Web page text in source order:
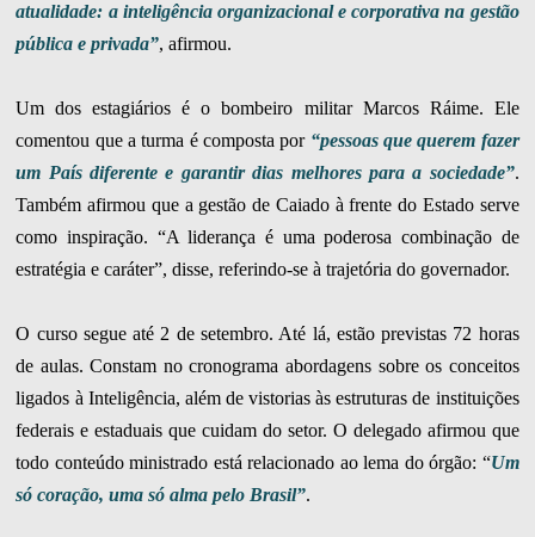
atualidade: a inteligência organizacional e corporativa na gestão
pública e privada”, afirmou.
Um dos estagiários é o bombeiro militar Marcos Ráime. Ele
comentou que a turma é composta por “pessoas que querem fazer
um País diferente e garantir dias melhores para a sociedade”.
Também afirmou que a gestão de Caiado à frente do Estado serve
como inspiração. “A liderança é uma poderosa combinação de
estratégia e caráter”, disse, referindo-se à trajetória do governador.
O curso segue até 2 de setembro. Até lá, estão previstas 72 horas
de aulas. Constam no cronograma abordagens sobre os conceitos
ligados à Inteligência, além de vistorias às estruturas de instituições
federais e estaduais que cuidam do setor. O delegado afirmou que
todo conteúdo ministrado está relacionado ao lema do órgão: “Um
só coração, uma só alma pelo Brasil”.